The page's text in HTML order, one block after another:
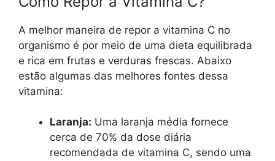
A melhor maneira de repor a vitamina C no
organismo é por meio de uma dieta equilibrada
e rica em frutas e verduras frescas. Abaixo
estão algumas das melhores fontes dessa
vitamina:
Laranja: Uma laranja média fornece
cerca de 70% da dose diária
recomendada de vitamina C, sendo uma